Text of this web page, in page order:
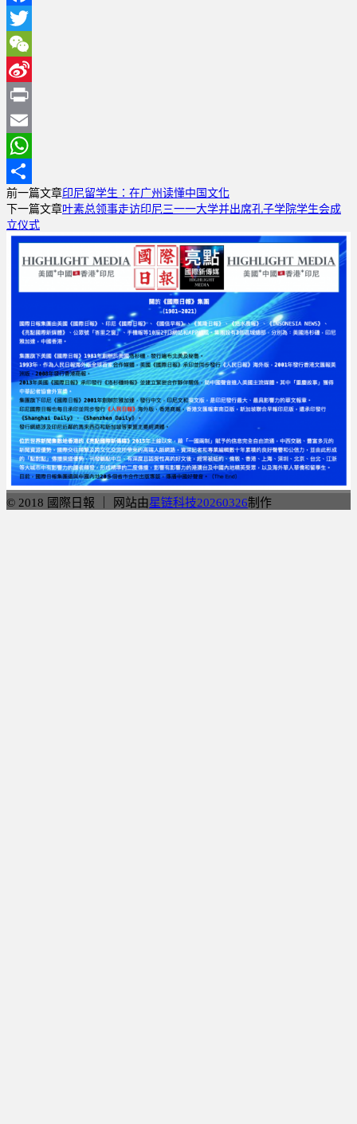
Facebook
Twitter
WeChat
Sina
Weibo
Print
Email
WhatsApp
分
享
前一篇文章印尼留学生：在广州读懂中国文化
下一篇文章叶素总领事走访印尼三一一大学并出席孔子学院学生会成
立仪式
© 2018 國際日報 ｜ 网站由星链科技20260326制作